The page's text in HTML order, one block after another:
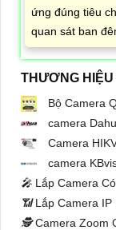
ứng đúng tiêu
quan sát ban
THƯƠNG
Bộ Camera
camera
Camera
camera
️🎤️ Lắp Camera
📶Lắp Camera IP
🕵️Camera Zoom